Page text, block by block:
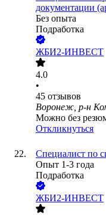
документации
Без опыта
Подработка
ЖБИ2-ИНВЕСТ
4.0
•
45 отзывов
Воронеж, р-н
Можно без
Откликнуться
Специалист по
Опыт 1-3 года
Подработка
ЖБИ2-ИНВЕСТ